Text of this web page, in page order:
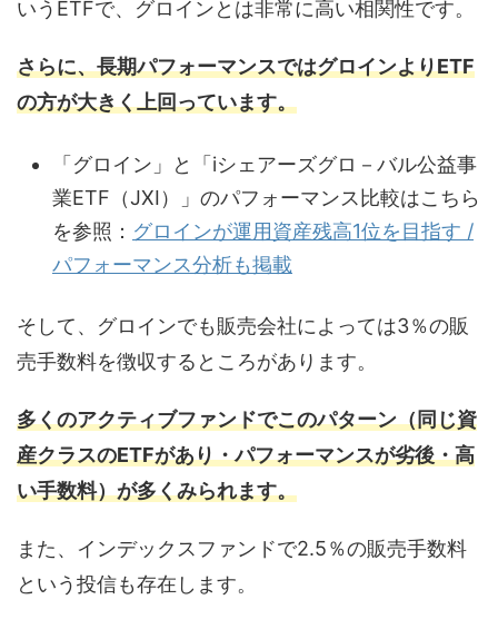
いうETFで、グロインとは非常に高い相関性です。
さらに、長期パフォーマンスではグロインよりETF
の方が大きく上回っています。
「グロイン」と「iシェアーズグロ－バル公益事
業ETF（JXI）」のパフォーマンス比較はこちら
を参照： グロインが運用資産残高1位を目指す /
パフォーマンス分析も掲載
そして、グロインでも販売会社によっては3％の販
売手数料を徴収するところがあります。
多くのアクティブファンドでこのパターン（同じ資
産クラスのETFがあり・パフォーマンスが劣後・高
い手数料）が多くみられます。
また、インデックスファンドで2.5％の販売手数料
という投信も存在します。